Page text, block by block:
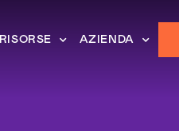
RISORSE AZIENDA